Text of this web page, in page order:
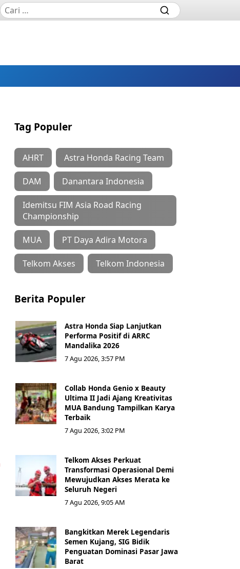
Tag Populer
AHRT Astra Honda Racing Team
DAM Danantara Indonesia
Idemitsu FIM Asia Road Racing
Championship
MUA PT Daya Adira Motora
Telkom Akses Telkom Indonesia
Berita Populer
Astra Honda Siap Lanjutkan
Performa Positif di ARRC
Mandalika 2026
7 Agu 2026, 3:57 PM
Collab Honda Genio x Beauty
Ultima II Jadi Ajang Kreativitas
MUA Bandung Tampilkan Karya
Terbaik
7 Agu 2026, 3:02 PM
Telkom Akses Perkuat
Transformasi Operasional Demi
Mewujudkan Akses Merata ke
Seluruh Negeri
7 Agu 2026, 9:05 AM
Bangkitkan Merek Legendaris
Semen Kujang, SIG Bidik
Penguatan Dominasi Pasar Jawa
Barat